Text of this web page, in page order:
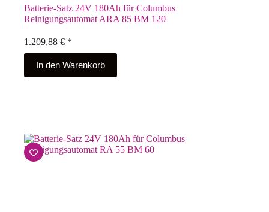
Batterie-Satz 24V 180Ah für Columbus
Reinigungsautomat ARA 85 BM 120
1.209,88 € *
In den Warenkorb